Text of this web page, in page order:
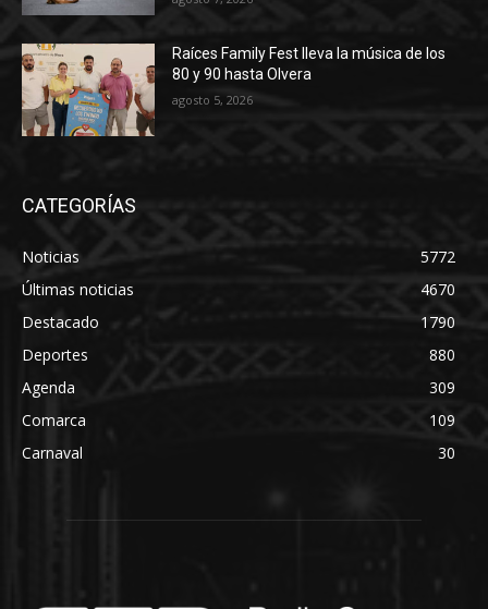
Raíces Family Fest lleva la música de los
80 y 90 hasta Olvera
agosto 5, 2026
CATEGORÍAS
Noticias
5772
Últimas noticias
4670
Destacado
1790
Deportes
880
Agenda
309
Comarca
109
Carnaval
30